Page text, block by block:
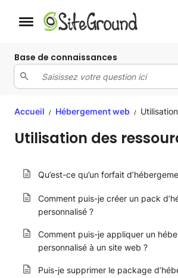
Bouton de navigation mobile
Base de connaissances
Accueil / Hébergement web /
Utilisation des
Qu’est-ce qu’un forfait
Comment puis-je créer un pack
personnalisé ?
Comment puis-je appliquer un
personnalisé à un site web ?
Puis-je supprimer le package